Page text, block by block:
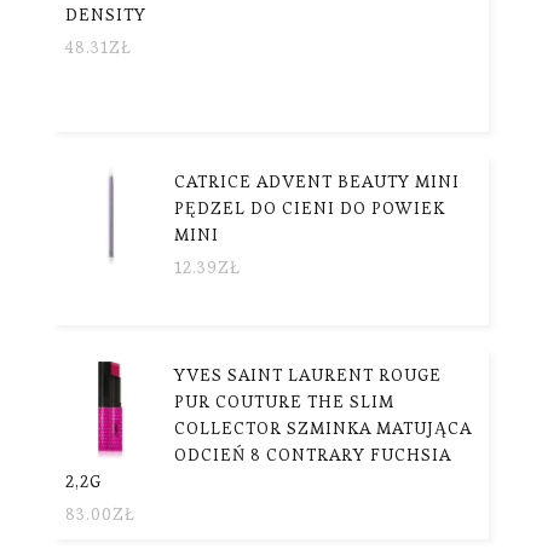
DENSITY
48.31 ZŁ
CATRICE ADVENT BEAUTY MINI
PĘDZEL DO CIENI DO POWIEK
MINI
12.39ZŁ
YVES SAINT LAURENT ROUGE
PUR COUTURE THE SLIM
COLLECTOR SZMINKA MATUJĄCA
ODCIEŃ 8 CONTRARY FUCHSIA
2,2G
83.00ZŁ